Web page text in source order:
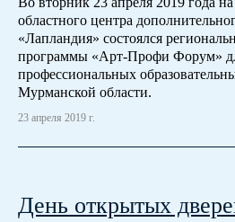
областного центра
«Лапландия» состоялся
программы «Арт-Профи Форум»
профессиональных
Мурманской области.
23 апреля 2019 г.
День открытых